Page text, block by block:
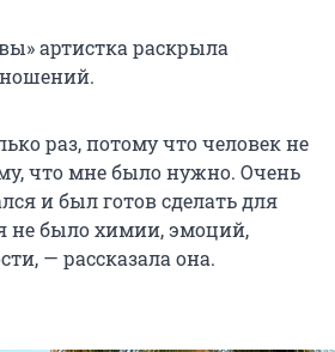
артистка раскрыла
раз, потому что человек не
что мне было нужно. Очень
и был готов сделать для
не было химии, эмоций,
— рассказала она.